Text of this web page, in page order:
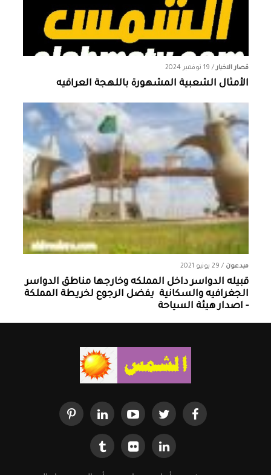
قصار الاخبار/ 19 نوفمبر 2024
الأمثال الشعبية المشهورة باللهجة العراقيه
مبدعون / 29 يونيو 2021
قبيله الدواسر داخل المملكه وخارجها ‏مناطق الدواسر
الجغرافيه والسكانية ‏ يفضل الرجوع لخريطة المملكة
- اصدار هيئة السياحة